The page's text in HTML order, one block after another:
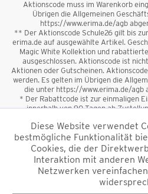
Aktionscode muss im Warenkorb
Übrigen die Allgemeinen
https://www.erima.de/agb
** Der Aktionscode Schule26 gilt bis
erima.de auf ausgewählte Artikel.
Magic White Kollektion und
ausgeschlossen. Aktionscode ist
Aktionen oder Gutscheinen.
werden. Es gelten im Übrigen die
die unter https://www.erima.de/agb
* Der Rabattcode ist zur einmaligen
innerhalb von 90 Tagen ab
sowie Geschenkgutscheine sind vom
Rabattcode ist nicht mit anderen
kombinierbar. Der
*Alle Preise verstehen sich inkl.
und ggf.
Diese Website verwendet
bestmögliche Funktionalität
Cookies, die der
Interaktion mit anderen
Netzwerken